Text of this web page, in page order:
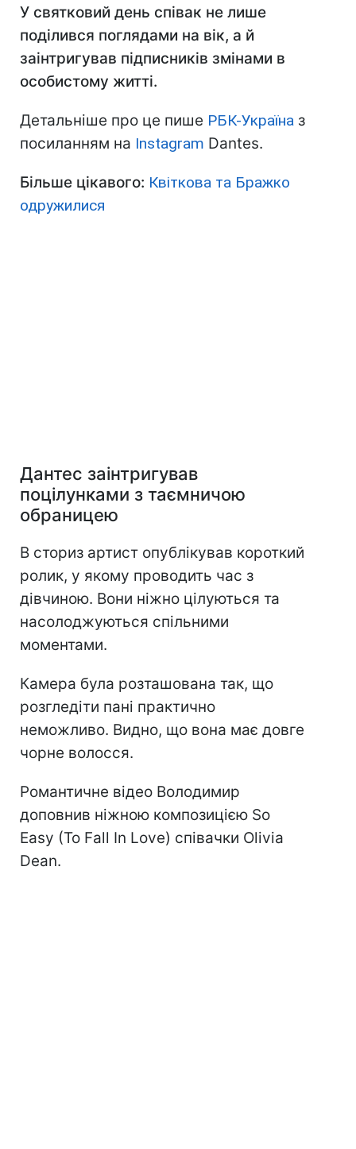
У святковий день співак не лише
поділився поглядами на вік, а й
заінтригував підписників змінами в
особистому житті.
Детальніше про це пише РБК-Україна з
посиланням на Instagram Dantes.
Більше цікавого: Квіткова та Бражко
одружилися
Дантес заінтригував
поцілунками з таємничою
обраницею
В сториз артист опублікував короткий
ролик, у якому проводить час з
дівчиною. Вони ніжно цілуються та
насолоджуються спільними
моментами.
Камера була розташована так, що
розгледіти пані практично
неможливо. Видно, що вона має довге
чорне волосся.
Романтичне відео Володимир
доповнив ніжною композицією So
Easy (To Fall In Love) співачки Olivia
Dean.